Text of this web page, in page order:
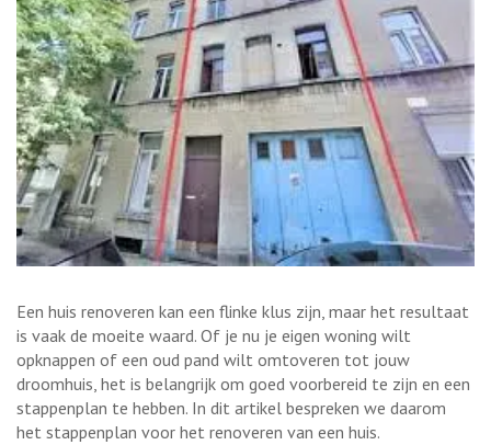
Een huis renoveren kan een flinke klus zijn, maar het resultaat
is vaak de moeite waard. Of je nu je eigen woning wilt
opknappen of een oud pand wilt omtoveren tot jouw
droomhuis, het is belangrijk om goed voorbereid te zijn en een
stappenplan te hebben. In dit artikel bespreken we daarom
het stappenplan voor het renoveren van een huis.